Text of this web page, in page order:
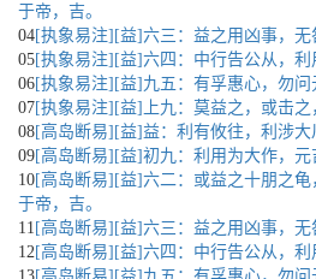
于帝，吉。
04[执象易注][益]六三：益之用凶事，无
05[执象易注][益]六四：中行告公从，利
06[执象易注][益]九五：有孚惠心，勿问
07[执象易注][益]上九：莫益之，或击之
08[高岛断易][益]益：利有攸往，利涉大
09[高岛断易][益]初九：利用为大作，元
10[高岛断易][益]六二：或益之十朋之
于帝，吉。
11 [高岛断易][益]六三：益之用凶事，无
12[高岛断易][益]六四：中行告公从，利